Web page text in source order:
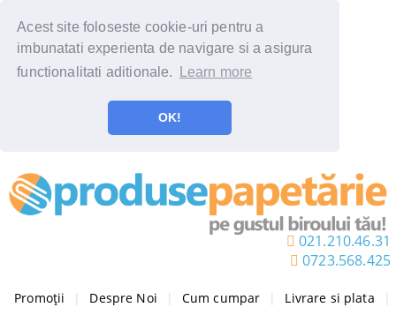
Acest site foloseste cookie-uri pentru a
imbunatati experienta de navigare si a asigura
functionalitati aditionale.
Learn more
OK!
021.210.46.31
0723.568.425
Promoții Despre Noi Cum cumpar Livrare si plata